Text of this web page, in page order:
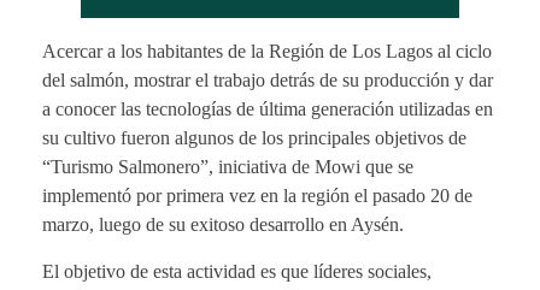
Acercar a los habitantes de la Región de Los Lagos al ciclo
del salmón, mostrar el trabajo detrás de su producción y dar
a conocer las tecnologías de última generación utilizadas en
su cultivo fueron algunos de los principales objetivos de
“Turismo Salmonero”, iniciativa de Mowi que se
implementó por primera vez en la región el pasado 20 de
marzo, luego de su exitoso desarrollo en Aysén.
El objetivo de esta actividad es que líderes sociales,